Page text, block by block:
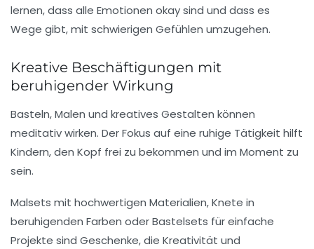
lernen, dass alle Emotionen okay sind und dass es
Wege gibt, mit schwierigen Gefühlen umzugehen.
Kreative Beschäftigungen mit
beruhigender Wirkung
Basteln, Malen und kreatives Gestalten können
meditativ wirken. Der Fokus auf eine ruhige Tätigkeit hilft
Kindern, den Kopf frei zu bekommen und im Moment zu
sein.
Malsets mit hochwertigen Materialien, Knete in
beruhigenden Farben oder Bastelsets für einfache
Projekte sind Geschenke, die Kreativität und